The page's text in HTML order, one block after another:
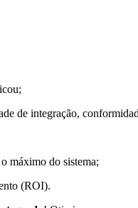
de integração,
máximo do sistema;
(ROI).